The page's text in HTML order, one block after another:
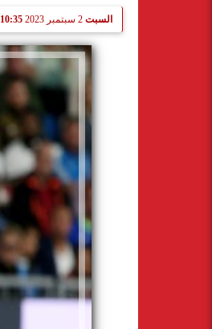
السبت 2 سبتمبر 2023 10:35 صـ